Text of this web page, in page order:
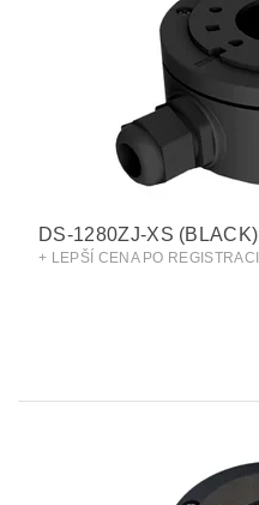
DS-1280ZJ-XS (BLACK)
+ LEPŠÍ CENA PO REGISTRACI